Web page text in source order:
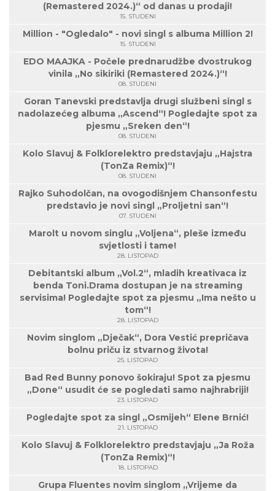
(Remastered 2024.)“ od danas u prodaji!
15. STUDENI
Million - "Ogledalo" - novi singl s albuma Million 2!
15. STUDENI
EDO MAAJKA - Počele prednarudžbe dvostrukog
vinila „No sikiriki (Remastered 2024.)“!
08. STUDENI
Goran Tanevski predstavlja drugi službeni singl s
nadolazećeg albuma „Ascend“! Pogledajte spot za
pjesmu „Sreken den“!
08. STUDENI
Kolo Slavuj & Folklorelektro predstavjaju „Hajstra
(TonZa Remix)“!
08. STUDENI
Rajko Suhodolčan, na ovogodišnjem Chansonfestu
predstavio je novi singl „Proljetni san“!
07. STUDENI
Marolt u novom singlu „Voljena“, pleše između
svjetlosti i tame!
28. LISTOPAD
Debitantski album „Vol.2“, mladih kreativaca iz
benda Toni.Drama dostupan je na streaming
servisima! Pogledajte spot za pjesmu „Ima nešto u
tom“!
28. LISTOPAD
Novim singlom „Dječak“, Dora Vestić prepričava
bolnu priču iz stvarnog života!
25. LISTOPAD
Bad Red Bunny ponovo šokiraju! Spot za pjesmu
„Done“ usudit će se pogledati samo najhrabriji!
23. LISTOPAD
Pogledajte spot za singl „Osmijeh“ Elene Brnić!
21. LISTOPAD
Kolo Slavuj & Folklorelektro predstavjaju „Ja Roža
(TonZa Remix)“!
18. LISTOPAD
Grupa Fluentes novim singlom „Vrijeme da